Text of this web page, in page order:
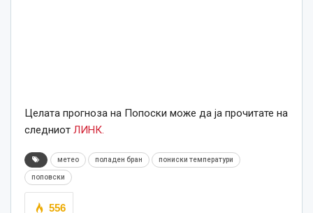
Целата прогноза на Попоски може да ја прочитате на
следниот ЛИНК.
метео поладен бран пониски температури
поповски
556